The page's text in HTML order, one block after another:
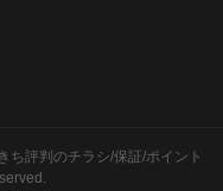
ち評判のチラシ/保証/ポイント